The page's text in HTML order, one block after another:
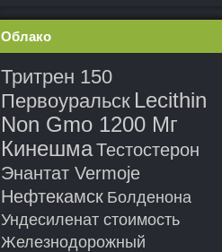
Облако
Тритрен 150
Первоуральск Lecithin
Non Gmo 1200 Мг
КинешмаТестостерон
Энантат Vermoje
Нефтекамск Болденона
Ундесиленат стоимость
Железнодорожный